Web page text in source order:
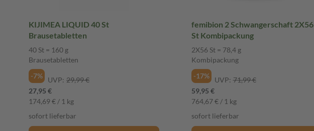
KIJIMEA LIQUID 40 St
Brausetabletten
40 St = 160 g
Brausetabletten
-7%
UVP: 29,99 €
27,95 €
174,69 € / 1 kg
sofort lieferbar
femibion 2 Schwangerschaft 2X56
St Kombipackung
2X56 St = 78,4 g
Kombipackung
-17%
UVP: 71,99 €
59,95 €
764,67 € / 1 kg
sofort lieferbar